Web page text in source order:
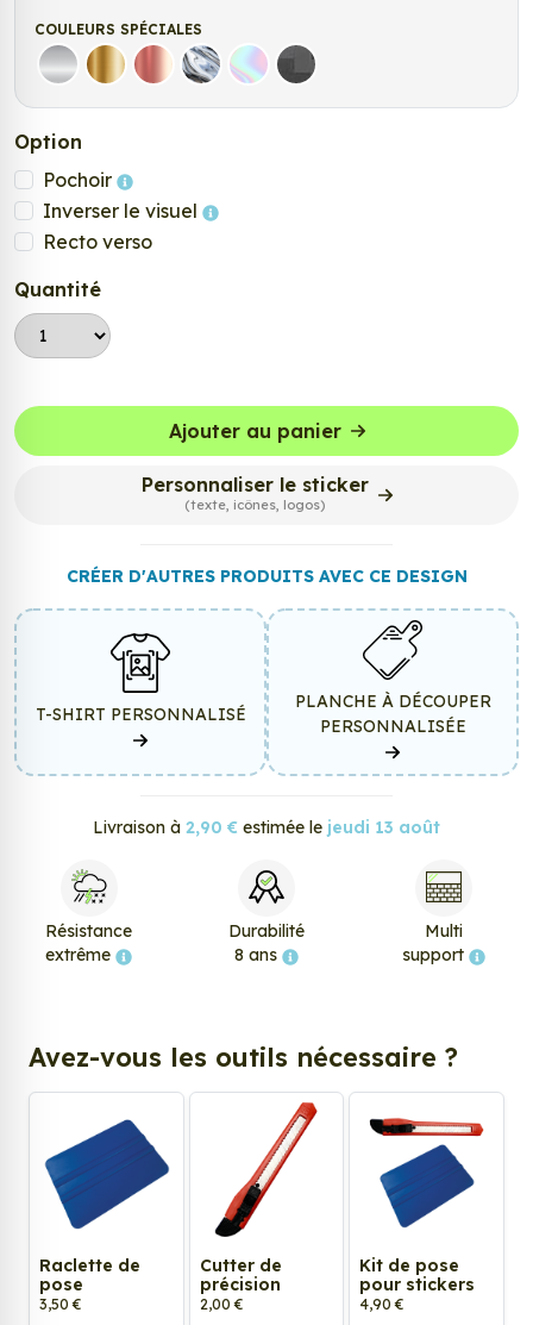
COULEURS SPÉCIALES
Argent Or Rose Gold
ChromeHolographique
Carbone Noir
Option
Pochoir
Inverser le visuel
Recto verso
Quantité
Ajouter au panier
Personnaliser le sticker
(texte, icônes, logos)
CRÉER D'AUTRES PRODUITS AVEC CE DESIGN
T-SHIRT PERSONNALISÉ
PLANCHE À DÉCOUPER
PERSONNALISÉE
Livraison à 2,90 € estimée le jeudi 13 août
Résistance
extrême
Durabilité
8 ans
Multi
support
Avez-vous les outils nécessaire ?
Raclette de
pose
3,50 €
Cutter de
précision
2,00 €
Kit de pose
pour stickers
4,90 €